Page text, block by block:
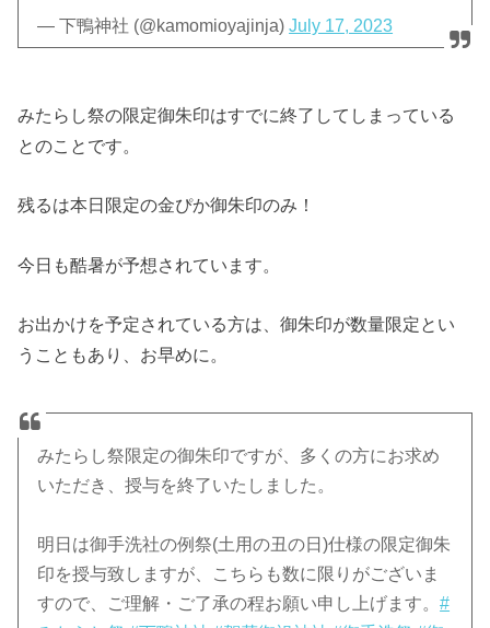
— 下鴨神社 (@kamomioyajinja)July 17, 2023
みたらし祭の限定御朱印はすでに終了してしまっている
とのことです。
残るは本日限定の金ぴか御朱印のみ！
今日も酷暑が予想されています。
お出かけを予定されている方は、御朱印が数量限定とい
うこともあり、お早めに。
みたらし祭限定の御朱印ですが、多くの方にお求め
いただき、授与を終了いたしました。
明日は御手洗社の例祭(土用の丑の日)仕様の限定御朱
印を授与致しますが、こちらも数に限りがございま
すので、ご理解・ご了承の程お願い申し上げます。#